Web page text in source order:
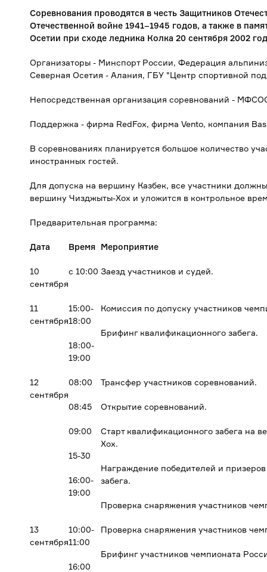
Соревнования проводятся в честь Защитников
Отечественной войне 1941–1945 годов, а также в
Осетии при сходе ледника Колка 20 сентября 2002
Организаторы - Минспорт России, Федерация
Северная Осетия - Алания, ГБУ "Центр спортивной
Непосредственная организация соревнований -
Поддержка - фирма RedFox, фирма Vento, компания
В соревнованиях планируется большое количество
иностранных гостей.
Для допуска на вершину Казбек, все участники
вершину Чизджыты-Хох и уложится в контрольное
Предварительная программа:
Дата Время Мероприятие
10
сентября
с 10:00 Заезд участников и судей.
11
сентября
15:00-
18:00
18:00-
19:00
Комиссия по допуску участников
Брифинг квалификационного забега.
12
сентября
08:00
08:45
09:00
15-30
16:00-
19:00
Трансфер участников соревнований.
Открытие соревнований.
Старт квалификационного забега на
Хох.
Награждение победителей и
забега.
Проверка снаряжения участников
13
сентября
10:00-
11:00
16:00
Проверка снаряжения участников
Брифинг участников чемпионата